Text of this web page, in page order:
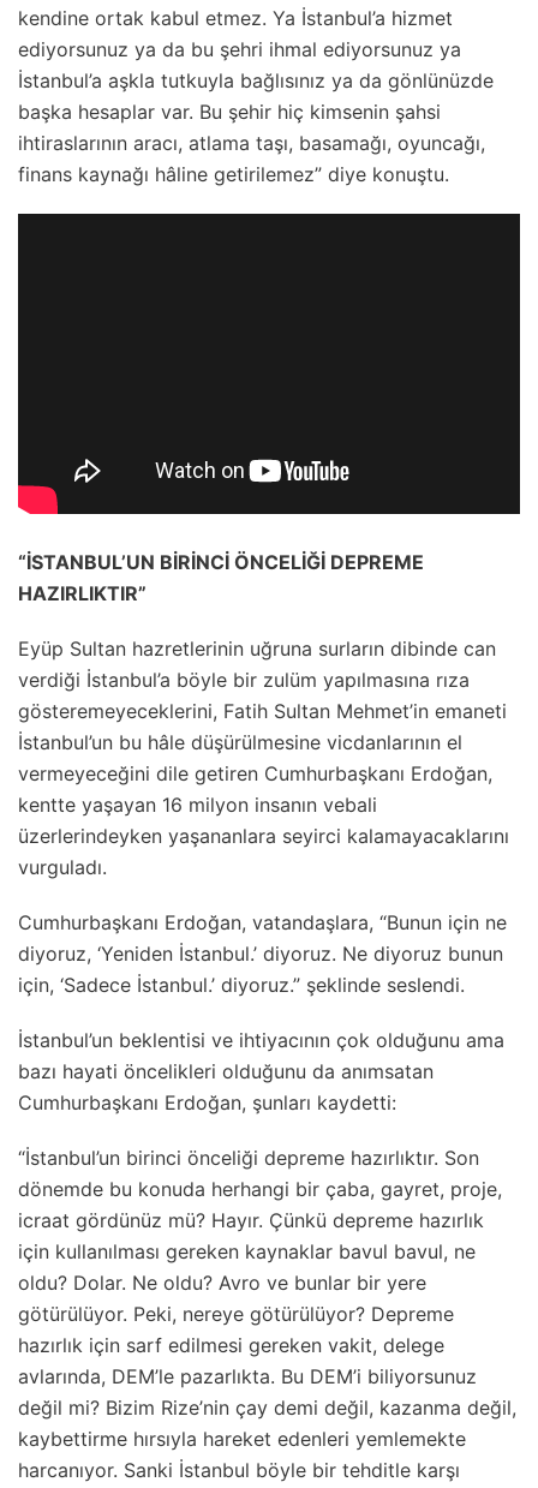
kendine ortak kabul etmez. Ya İstanbul’a hizmet
ediyorsunuz ya da bu şehri ihmal ediyorsunuz ya
İstanbul’a aşkla tutkuyla bağlısınız ya da gönlünüzde
başka hesaplar var. Bu şehir hiç kimsenin şahsi
ihtiraslarının aracı, atlama taşı, basamağı, oyuncağı,
finans kaynağı hâline getirilemez” diye konuştu.
“İSTANBUL’UN BİRİNCİ ÖNCELİĞİ DEPREME
HAZIRLIKTIR”
Eyüp Sultan hazretlerinin uğruna surların dibinde can
verdiği İstanbul’a böyle bir zulüm yapılmasına rıza
gösteremeyeceklerini, Fatih Sultan Mehmet’in emaneti
İstanbul’un bu hâle düşürülmesine vicdanlarının el
vermeyeceğini dile getiren Cumhurbaşkanı Erdoğan,
kentte yaşayan 16 milyon insanın vebali
üzerlerindeyken yaşananlara seyirci kalamayacaklarını
vurguladı.
Cumhurbaşkanı Erdoğan, vatandaşlara, “Bunun için ne
diyoruz, ‘Yeniden İstanbul.’ diyoruz. Ne diyoruz bunun
için, ‘Sadece İstanbul.’ diyoruz.” şeklinde seslendi.
İstanbul’un beklentisi ve ihtiyacının çok olduğunu ama
bazı hayati öncelikleri olduğunu da anımsatan
Cumhurbaşkanı Erdoğan, şunları kaydetti:
“İstanbul’un birinci önceliği depreme hazırlıktır. Son
dönemde bu konuda herhangi bir çaba, gayret, proje,
icraat gördünüz mü? Hayır. Çünkü depreme hazırlık
için kullanılması gereken kaynaklar bavul bavul, ne
oldu? Dolar. Ne oldu? Avro ve bunlar bir yere
götürülüyor. Peki, nereye götürülüyor? Depreme
hazırlık için sarf edilmesi gereken vakit, delege
avlarında, DEM’le pazarlıkta. Bu DEM’i biliyorsunuz
değil mi? Bizim Rize’nin çay demi değil, kazanma değil,
kaybettirme hırsıyla hareket edenleri yemlemekte
harcanıyor. Sanki İstanbul böyle bir tehditle karşı